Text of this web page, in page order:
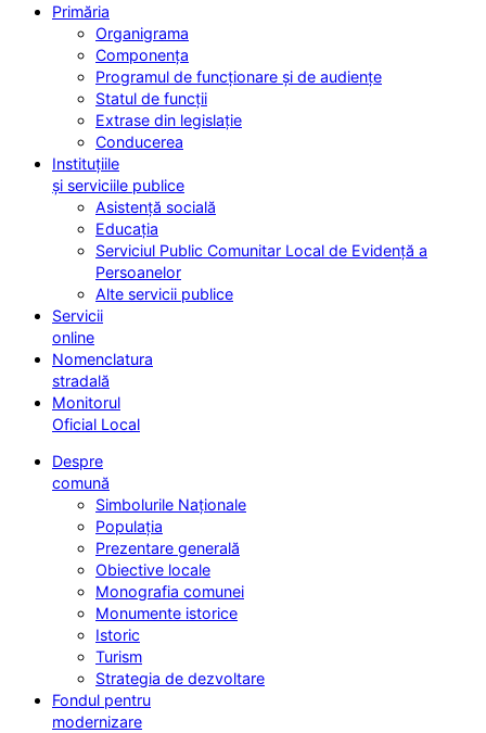
Primăria
Organigrama
Componența
Programul de funcționare și de audiențe
Statul de funcții
Extrase din legislație
Conducerea
Instituțiile
și serviciile publice
Asistență socială
Educația
Serviciul Public Comunitar Local de Evidență a
Persoanelor
Alte servicii publice
Servicii
online
Nomenclatura
stradală
Monitorul
Oficial Local
Despre
comună
Simbolurile Naționale
Populația
Prezentare generală
Obiective locale
Monografia comunei
Monumente istorice
Istoric
Turism
Strategia de dezvoltare
Fondul pentru
modernizare